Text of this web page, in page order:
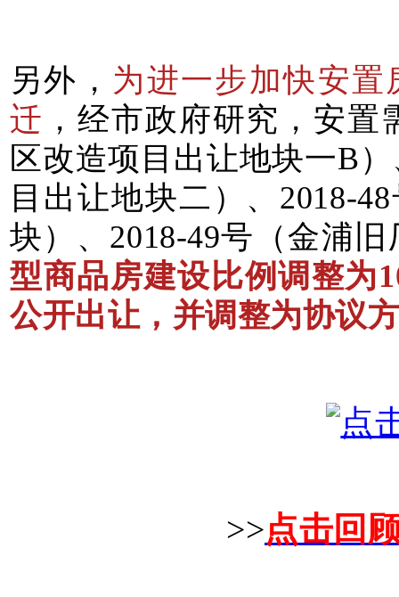
另外， 为进一步加快安
迁 ，经市政府研究，安置
区改造项目出让地块一B
目出让地块二）、2018-
块）、2018-49号（金浦
型商品房建设比例调整为
公开出让，并调整为协议
>>点击回